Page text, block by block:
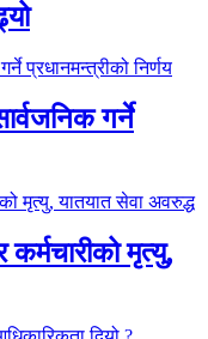
गर्ने
कर्मचारीको मृत्यु,